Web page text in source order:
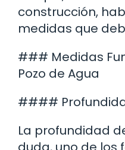
construcción,
medidas que
### Medidas
Pozo de Agua
####
La profundidad